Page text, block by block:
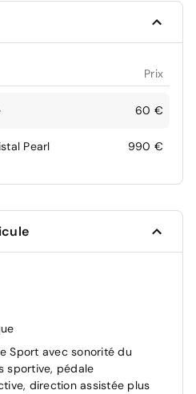
Prix
60 €
Pearl 990 €
Sport avec sonorité du
sportive, pédale
direction assistée plus